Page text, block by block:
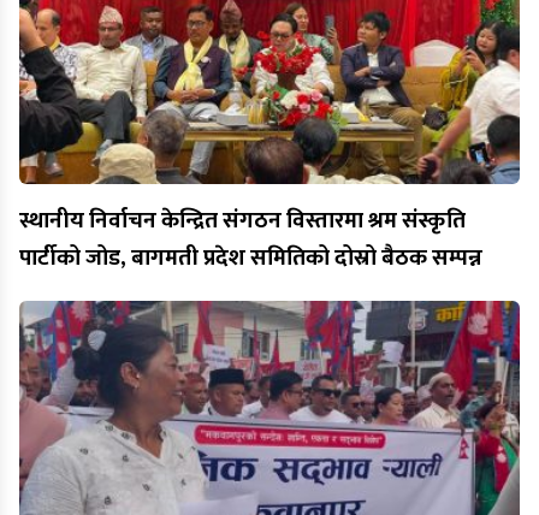
स्थानीय निर्वाचन केन्द्रित संगठन विस्तारमा श्रम संस्कृति
पार्टीको जोड, बागमती प्रदेश समितिको दोस्रो बैठक सम्पन्न